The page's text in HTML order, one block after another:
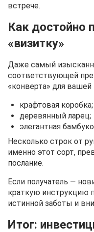
встрече.
Как достойно
«визитку»
Даже самый
соответствующей
«конверта» для вашей
крафтовая коробка;
деревянный ларец;
элегантная
Несколько строк от
именно этот сорт,
послание.
Если получатель —
краткую инструкцию
истинной заботы и
Итог: